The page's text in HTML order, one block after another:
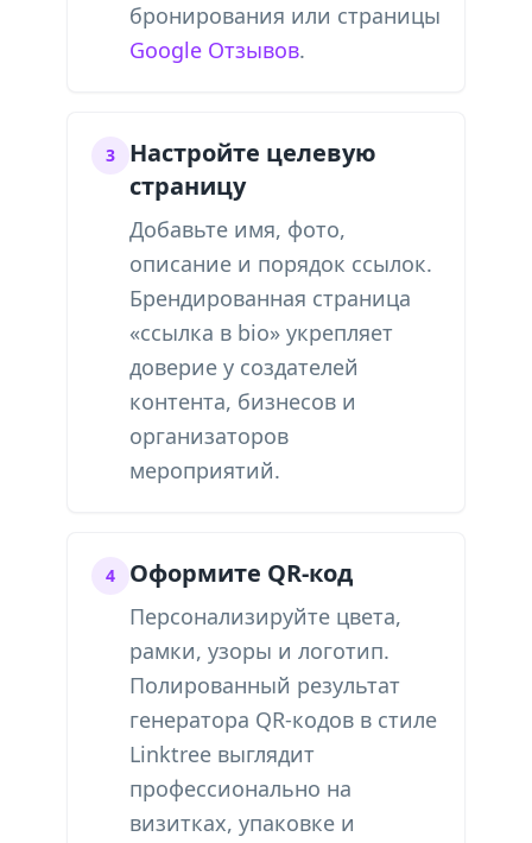
бронирования или страницы
Google Отзывов.
3
Настройте целевую
страницу
Добавьте имя, фото,
описание и порядок ссылок.
Брендированная страница
«ссылка в bio» укрепляет
доверие у создателей
контента, бизнесов и
организаторов
мероприятий.
4 Оформите QR-код
Персонализируйте цвета,
рамки, узоры и логотип.
Полированный результат
генератора QR-кодов в стиле
Linktree выглядит
профессионально на
визитках, упаковке и